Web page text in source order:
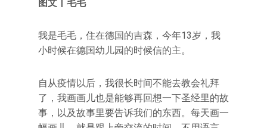
图文丨毛毛
我是毛毛，住在德国的吉森，今年13岁，我
小时候在德国幼儿园的时候信的主。
自从疫情以后，我很长时间不能去教会礼拜
了，我画画儿也是能够再回想一下圣经里的故
事，以及故事里要告诉我们的东西。每天画一